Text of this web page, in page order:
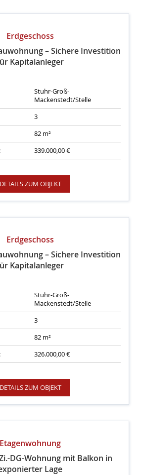
Erdgeschoss
– Sichere Investition
Kapitalanleger
Stuhr-Groß-
Mackenstedt/Stelle
3
82 m²
339.000,00 €
DETAILS ZUM OBJEKT
Erdgeschoss
– Sichere Investition
Kapitalanleger
Stuhr-Groß-
Mackenstedt/Stelle
3
82 m²
326.000,00 €
DETAILS ZUM OBJEKT
Etagenwohnung
DG-Wohnung mit Balkon in
Lage